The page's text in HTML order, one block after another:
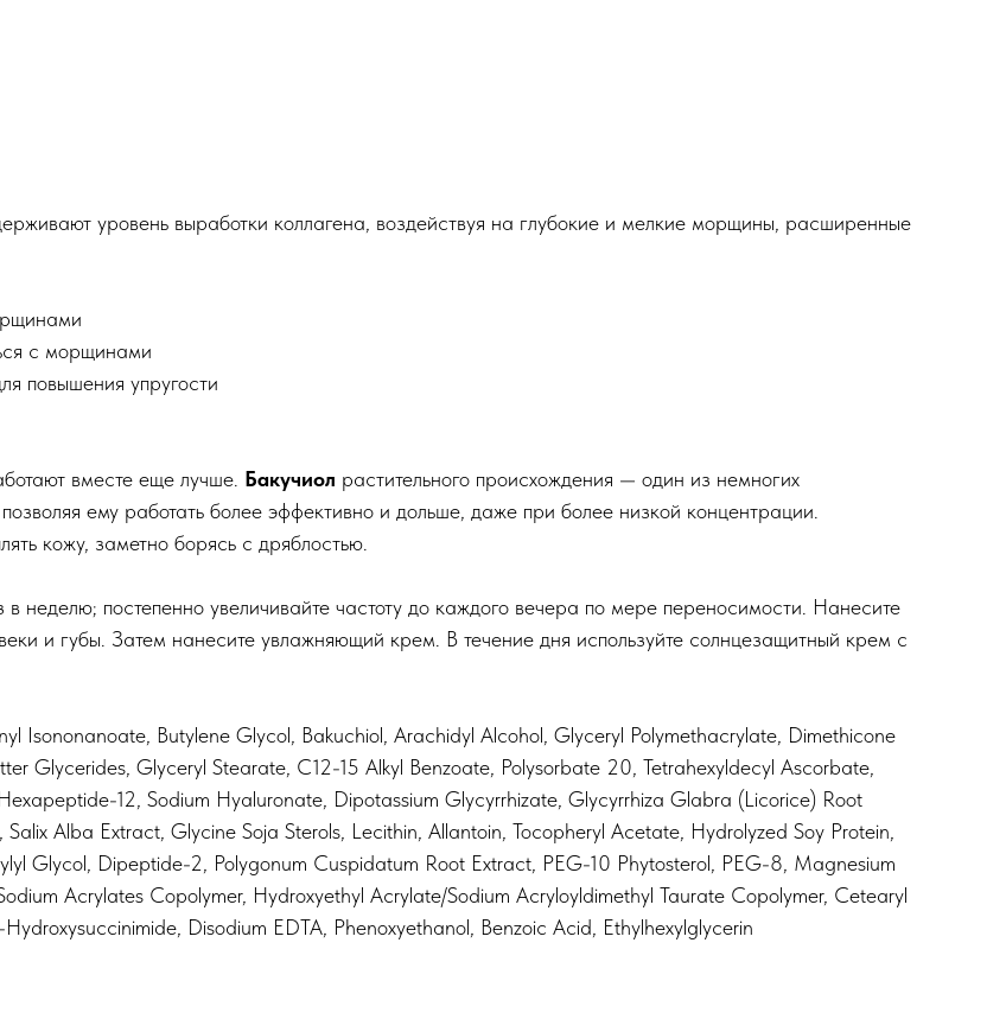
уровень выработки коллагена, воздействуя на глубокие и мелкие морщины, расширенные
с морщинами
повышения упругости
вместе еще лучше. Бакучиол растительного происхождения — один из немногих
ему работать более эффективно и дольше, даже при более низкой концентрации.
кожу, заметно борясь с дряблостью.
неделю; постепенно увеличивайте частоту до каждого вечера по мере переносимости. Нанесите
и губы. Затем нанесите увлажняющий крем. В течение дня используйте солнцезащитный крем с
Isononanoate⁠, Butylene Glycol⁠, Bakuchiol⁠, Arachidyl Alcohol⁠, Glyceryl Polymethacrylate⁠, Dimethicone
Glycerides⁠, Glyceryl Stearate⁠, C12-15 Alkyl Benzoate⁠, Polysorbate 20⁠, Tetrahexyldecyl Ascorbate⁠,
12⁠, Sodium Hyaluronate⁠, Dipotassium Glycyrrhizate⁠, Glycyrrhiza Glabra (Licorice) Root
Alba Extract⁠, Glycine Soja Sterols⁠, Lecithin⁠, Allantoin⁠, Tocopheryl Acetate⁠, Hydrolyzed Soy Protein⁠,
Glycol⁠, Dipeptide-2⁠, Polygonum Cuspidatum Root Extract⁠, PEG-10 Phytosterol⁠, PEG-8⁠, Magnesium
Acrylates Copolymer⁠, Hydroxyethyl Acrylate/Sodium Acryloyldimethyl Taurate Copolymer⁠, Cetearyl
Disodium EDTA⁠, Phenoxyethanol⁠, Benzoic Acid⁠, Ethylhexylglycerin⁠